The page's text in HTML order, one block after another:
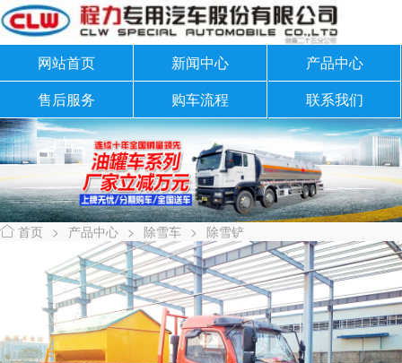
网站首页 新闻中心
产品中心
售后服务
购车流程 联系我们
 首页 > 产品中心 > 除雪车 > 除雪铲